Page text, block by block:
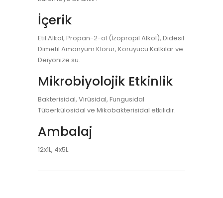
İçerik
Etil Alkol, Propan-2-ol (İzopropil Alkol), Didesil
Dimetil Amonyum Klorür, Koruyucu Katkılar ve
Deiyonize su.
Mikrobiyolojik Etkinlik
Bakterisidal, Virüsidal, Fungusidal
Tüberkülosidal ve Mikobakterisidal etkilidir.
Ambalaj
12x1L, 4x5L